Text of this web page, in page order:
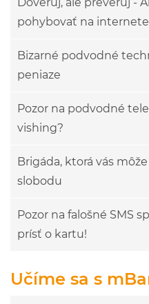
pohybovať na internete
Bizarné podvodné
peniaze
Pozor na podvodné
vishing?
Brigáda, ktorá vás
slobodu
Pozor na falošné SMS
prísť o kartu!
Učíme sa s